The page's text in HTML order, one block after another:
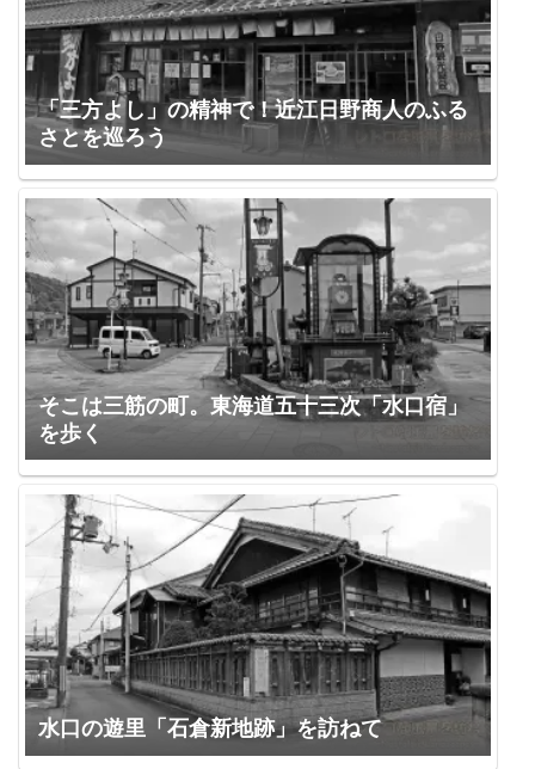
「三方よし」の精神で！近江日野商人のふる
さとを巡ろう
そこは三筋の町。東海道五十三次「水口宿」
を歩く
水口の遊里「石倉新地跡」を訪ねて